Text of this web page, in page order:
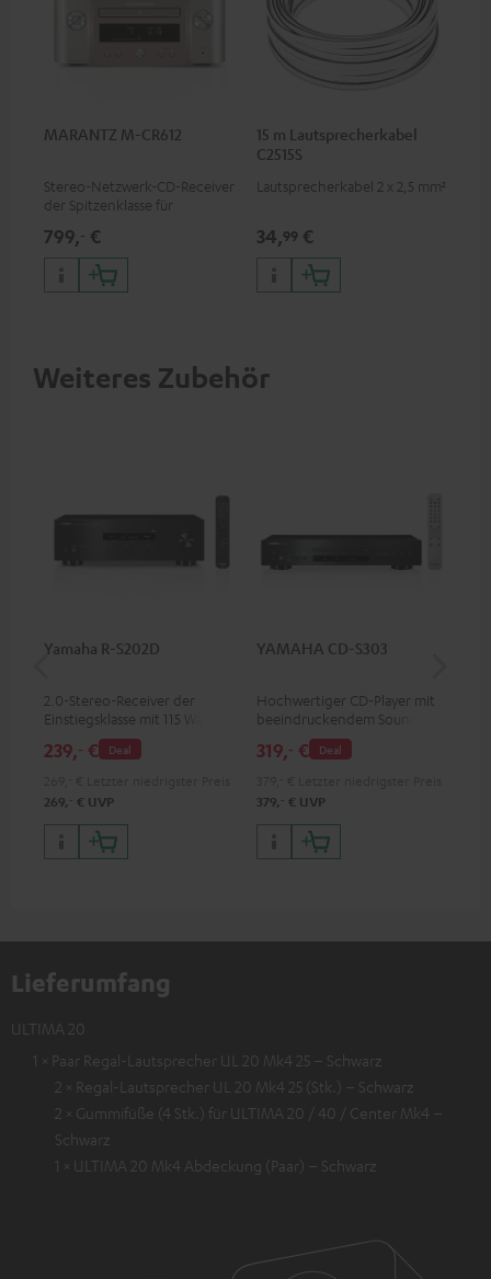
MARANTZ M-CR612
Stereo-Netzwerk-CD-Receiver
der Spitzenklasse für
kleinere Räume
799,‐ €
15 m Lautsprecherkabel
C2515S
Lautsprecherkabel 2 x 2,5 mm²
34,99 €
Weiteres Zubehör
Yamaha R-S202D
2.0-Stereo-Receiver der
Einstiegsklasse mit 115 Watt
pro Kanal an 4 Ohm (bei 1
kHz, 0.7 % THD)
Deal
239,‐ €
269, ‐ € UVP
YAMAHA CD-S303
Hochwertiger CD-Player mit
beeindruckendem Sound und
wertiger Verarbeitung
Deal
319,‐ €
379, ‐ € UVP
Lieferumfang
ULTIMA 20
1 × Paar Regal-Lautsprecher UL 20 Mk4 25 – Schwarz
2 × Regal-Lautsprecher UL 20 Mk4 25 (Stk.) – Schwarz
2 × Gummifüße (4 Stk.) für ULTIMA 20 / 40 / Center Mk4 –
Schwarz
1 × ULTIMA 20 Mk4 Abdeckung (Paar) – Schwarz